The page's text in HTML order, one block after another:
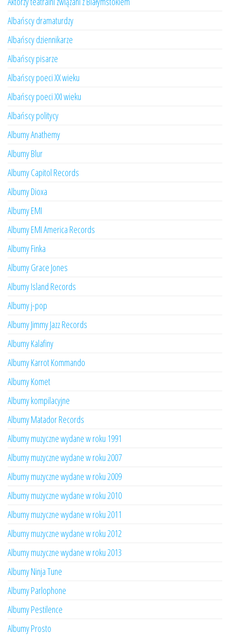
Albańscy dramaturdzy
Albańscy dziennikarze
Albańscy pisarze
Albańscy poeci XX wieku
Albańscy poeci XXI wieku
Albańscy politycy
Albumy Anathemy
Albumy Blur
Albumy Capitol Records
Albumy Dioxa
Albumy EMI
Albumy EMI America Records
Albumy Finka
Albumy Grace Jones
Albumy Island Records
Albumy j-pop
Albumy Jimmy Jazz Records
Albumy Kalafiny
Albumy Karrot Kommando
Albumy Komet
Albumy kompilacyjne
Albumy Matador Records
Albumy muzyczne wydane w roku 1991
Albumy muzyczne wydane w roku 2007
Albumy muzyczne wydane w roku 2009
Albumy muzyczne wydane w roku 2010
Albumy muzyczne wydane w roku 2011
Albumy muzyczne wydane w roku 2012
Albumy muzyczne wydane w roku 2013
Albumy Ninja Tune
Albumy Parlophone
Albumy Pestilence
Albumy Prosto